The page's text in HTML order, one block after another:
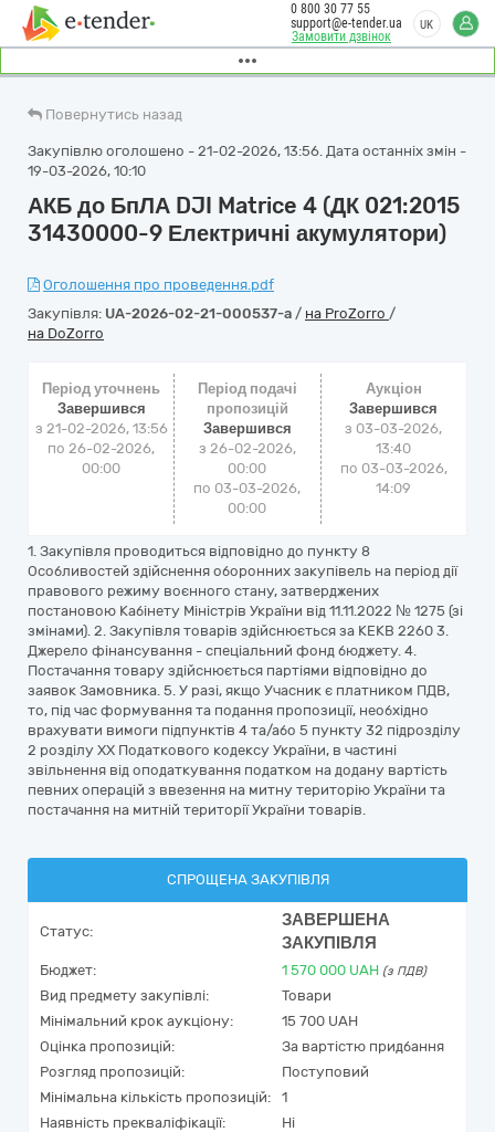
Замовити дзвінок
0 800 30 77 55
support@e-tender.ua
UK
Повернутись назад
Закупівлю оголошено - 21-02-2026, 13:56. Дата останніх змін -
19-03-2026, 10:10
АКБ до БпЛА DJI Matrice 4 (ДК 021:2015
31430000-9 Електричні акумулятори)
Оголошення про проведення.pdf
Закупівля: UA-2026-02-21-000537-a / на ProZorro /
на DoZorro
Період уточнень
Завершився
з 21-02-2026, 13:56
по 26-02-2026,
00:00
Період подачі
пропозицій
Завершився
з 26-02-2026,
00:00
по 03-03-2026,
00:00
Аукціон
Завершився
з 03-03-2026,
13:40
по 03-03-2026,
14:09
1. Закупівля проводиться відповідно до пункту 8
Особливостей здійснення оборонних закупівель на період дії
правового режиму воєнного стану, затверджених
постановою Кабінету Міністрів України від 11.11.2022 № 1275 (зі
змінами). 2. Закупівля товарів здійснюється за КЕКВ 2260 3.
Джерело фінансування - спеціальний фонд бюджету. 4.
Постачання товару здійснюється партіями відповідно до
заявок Замовника. 5. У разі, якщо Учасник є платником ПДВ,
то, під час формування та подання пропозиції, необхідно
врахувати вимоги підпунктів 4 та/або 5 пункту 32 підрозділу
2 розділу ХХ Податкового кодексу України, в частині
звільнення від оподаткування податком на додану вартість
певних операцій з ввезення на митну територію України та
постачання на митній території України товарів.
СПРОЩЕНА ЗАКУПІВЛЯ
Статус:
ЗАВЕРШЕНА
ЗАКУПІВЛЯ
Бюджет: 1 570 000 UAH (з ПДВ)
Вид предмету закупівлі:
Товари
Мінімальний крок аукціону:
15 700 UAH
Оцінка пропозицій:
За вартістю придбання
Розгляд пропозицій:
Поступовий
Мінімальна кількість пропозицій:
1
Наявність прекваліфікації:
Ні